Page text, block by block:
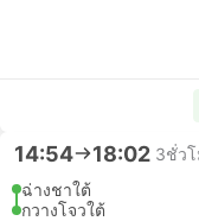
14:54 18:02 3ชั่ว
ฉ่างชาใต้
กวางโจวใต้